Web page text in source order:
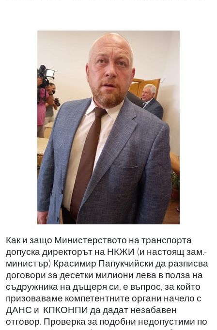
Как и защо Министерството на транспорта
допуска директорът на НКЖИ (и настоящ зам.-
министър) Красимир Папукчийски да разписва
договори за десетки милиони лева в полза на
съдружника на дъщеря си, е въпрос, за който
призоваваме компетентните органи начело с
ДАНС и КПКОНПИ да дадат незабавен
отговор. Проверка за подобни недопустими по